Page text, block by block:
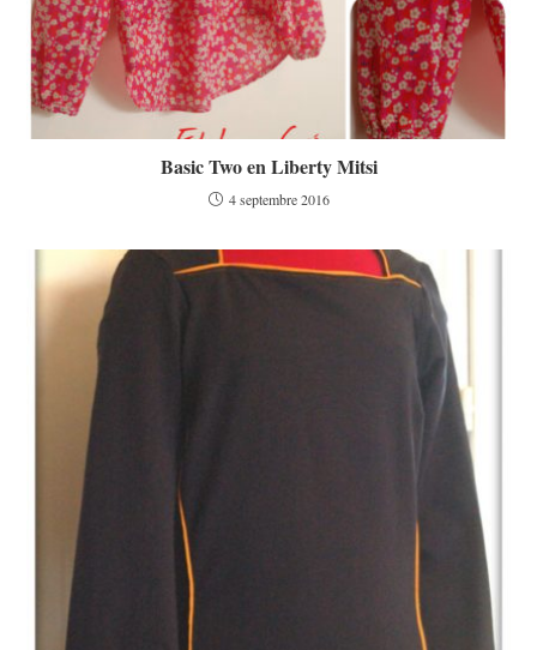
Basic Two en Liberty Mitsi
4 septembre 2016